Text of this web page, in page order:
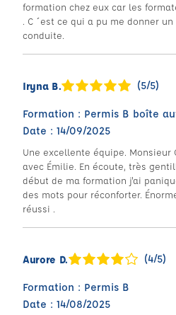
formation chez eux car les
. C ´est ce qui a pu me donner
conduite.
Iryna B. (5/5)
Formation : Permis B boîte
Date : 14/09/2025
Une excellente équipe. Monsieur
avec Émilie. En écoute, très
début de ma formation j'ai
des mots pour réconforter.
réussi .
Aurore D. (4/5)
Formation : Permis B
Date : 14/08/2025